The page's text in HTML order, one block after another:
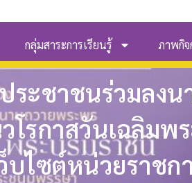
กลุ่มสาระการเรียนรู้ ภาพกิจ
ะชาชนร่วมลงน
วโรกาสวันเฉลิ
ไซต์หน่วยราช